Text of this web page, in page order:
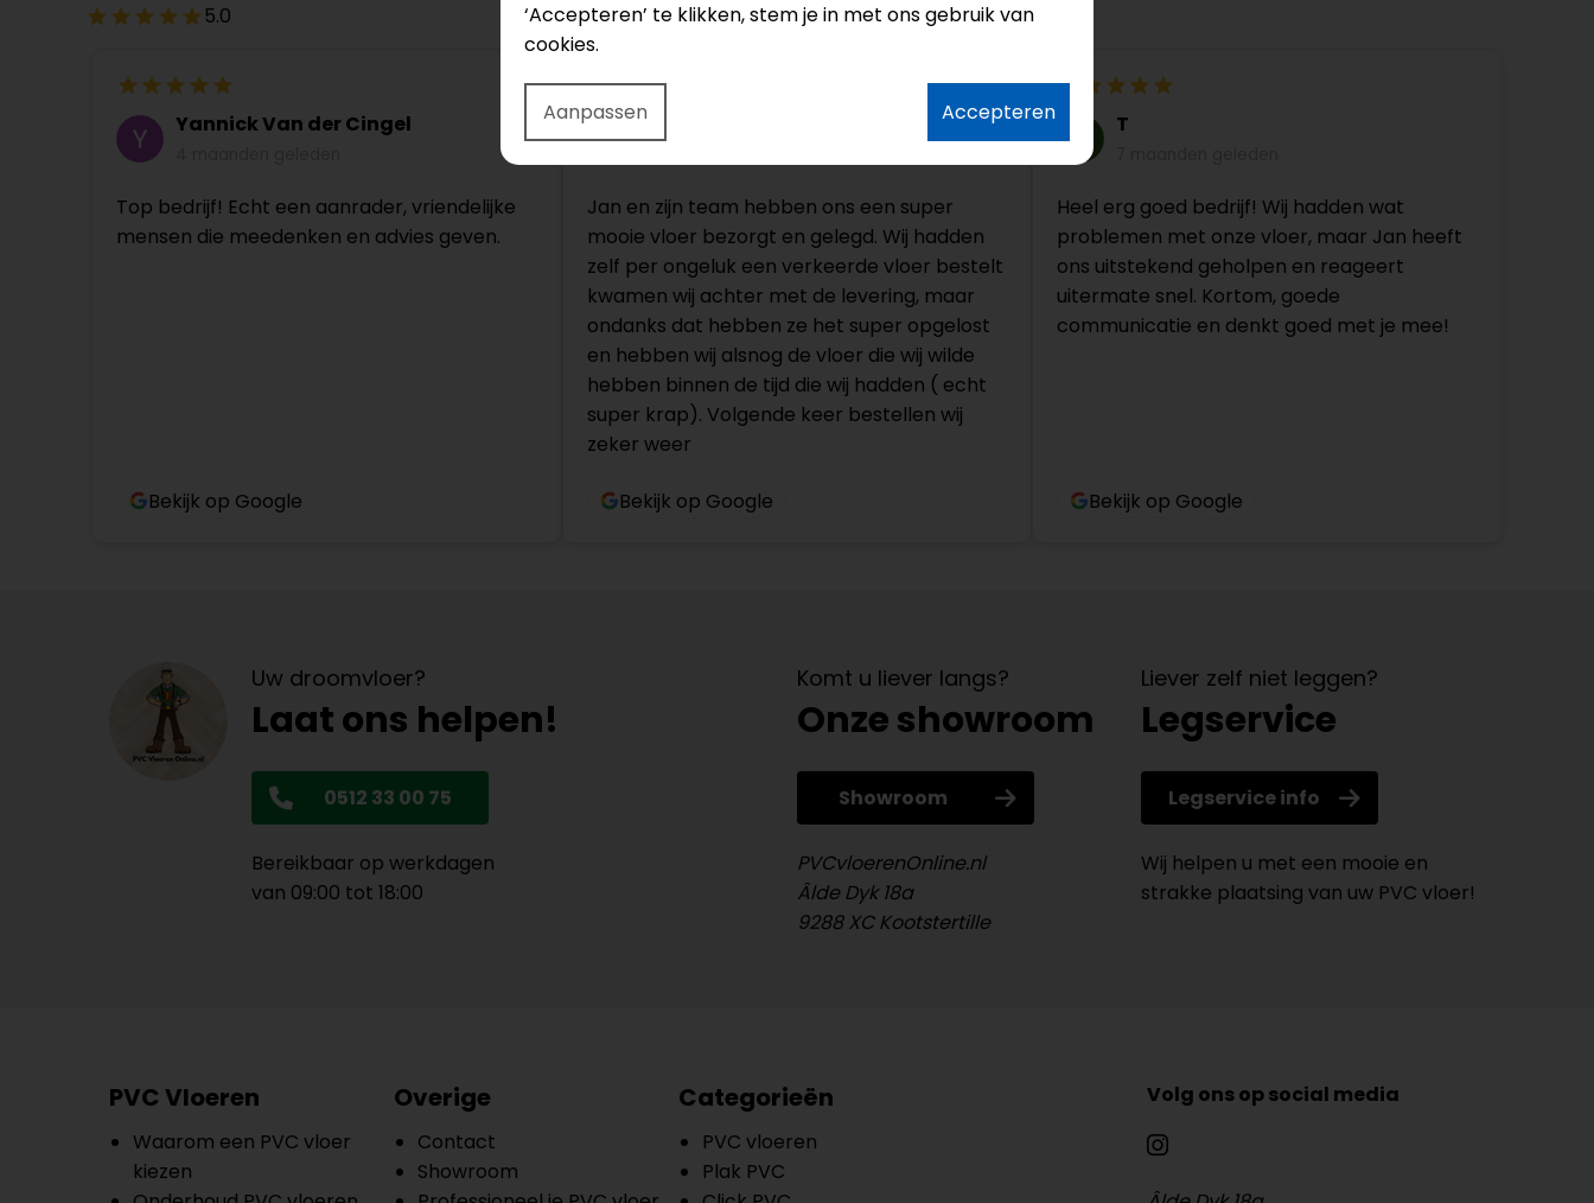
5.0
Yannick Van der Cingel
Top bedrijf! Echt een aanrader, vriendelijke
mensen die meedenken en advies geven.
Bekijk op Google
bas bas
Jan en zijn team hebben ons een super
mooie vloer bezorgt en gelegd. Wij hadden
zelf per ongeluk een verkeerde vloer bestelt
kwamen wij achter met de levering, maar
ondanks dat hebben ze het super opgelost
en hebben wij alsnog de vloer die wij wilde
hebben binnen de tijd die wij hadden ( echt
super krap). Volgende keer bestellen wij
zeker weer
Bekijk op Google
T
Heel erg goed bedrijf! Wij hadden wat
problemen met onze vloer, maar Jan heeft
ons uitstekend geholpen en reageert
uitermate snel. Kortom, goede
communicatie en denkt goed met je mee!
Bekijk op Google
‘Accepteren’ te klikken, stem je in met ons gebruik van
cookies.
Aanpassen Accepteren
Uw droomvloer?
Laat ons helpen!
0512 33 00 75
Bereikbaar op werkdagen
van 09:00 tot 18:00
Komt u liever langs?
Onze showroom
Showroom
PVCvloerenOnline.nl
Âlde Dyk 18a
9288 XC Kootstertille
Liever zelf niet leggen?
Legservice
Legservice info
Wij helpen u met een mooie en
strakke plaatsing van uw PVC vloer!
PVC Vloeren
Waarom een PVC vloer
kiezen
Overige
Contact
Showroom
Categorieën
PVC vloeren
Plak PVC
Volg ons op social media